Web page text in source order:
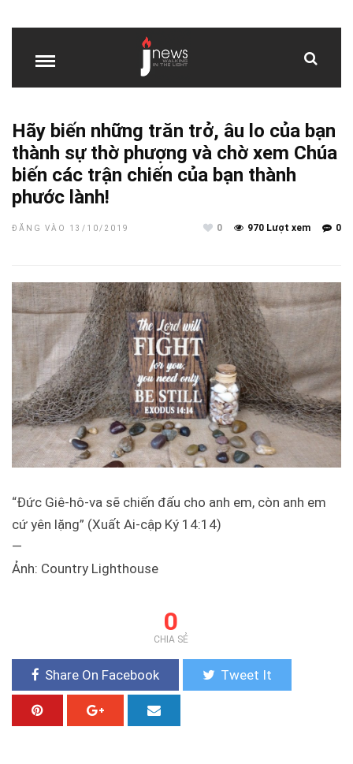
Hãy biến những trăn trở, âu lo của bạn
thành sự thờ phượng và chờ xem Chúa
biến các trận chiến của bạn thành
phước lành!
ĐĂNG VÀO 13/10/2019 0
970 Lượt xem
0
“Đức Giê-hô-va sẽ chiến đấu cho anh em, còn anh em
cứ yên lặng” (Xuất Ai-cập Ký 14:14)
—
Ảnh: Country Lighthouse
0
CHIA SẺ
Share On Facebook Tweet It